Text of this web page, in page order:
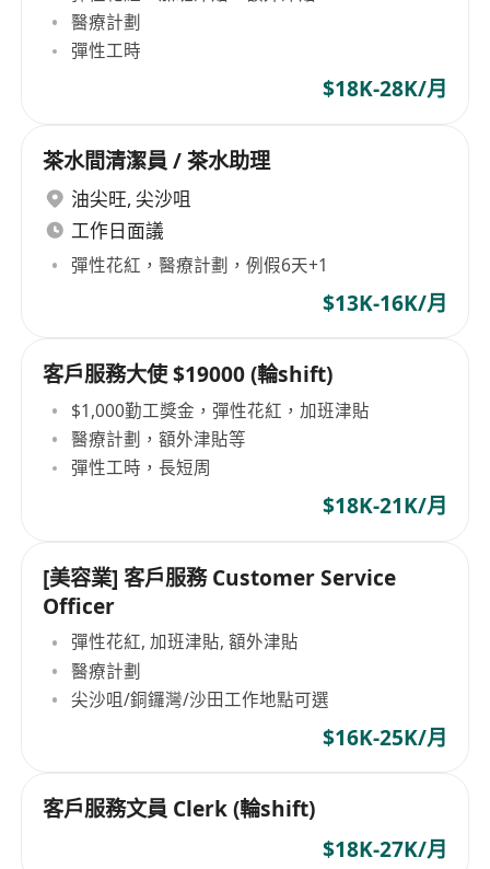
醫療計劃
彈性工時
$18K-28K/月
茶水間清潔員 / 茶水助理
油尖旺, 尖沙咀
工作日面議
彈性花紅，醫療計劃，例假6天+1
$13K-16K/月
客戶服務大使 $19000 (輪shift)
$1,000勤工獎金，彈性花紅，加班津貼
醫療計劃，額外津貼等
彈性工時，長短周
$18K-21K/月
[美容業] 客戶服務 Customer Service
Officer
彈性花紅, 加班津貼, 額外津貼
醫療計劃
尖沙咀/銅鑼灣/沙田工作地點可選
$16K-25K/月
客戶服務文員 Clerk (輪shift)
$18K-27K/月